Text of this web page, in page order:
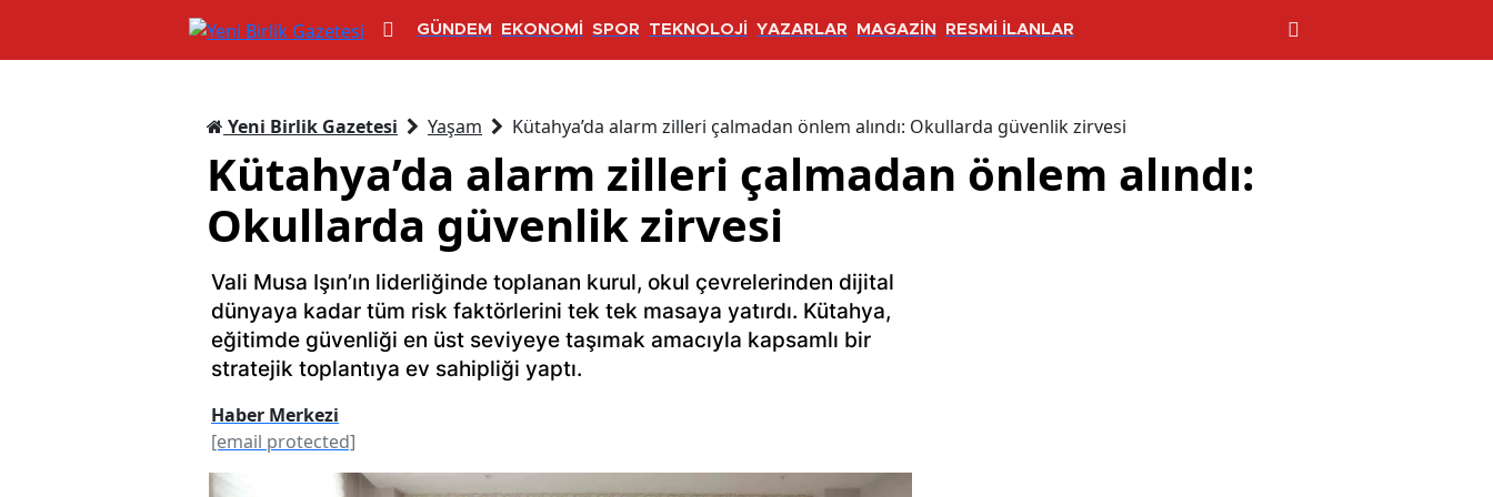
GÜNDEM EKONOMİ SPOR TEKNOLOJİ YAZARLAR MAGAZİN RESMİ İLANLAR
Yeni Birlik Gazetesi Yaşam Kütahya’da alarm zilleri çalmadan önlem alındı: Okullarda güvenlik zirvesi
Kütahya’da alarm zilleri çalmadan önlem alındı:
Okullarda güvenlik zirvesi
Vali Musa Işın’ın liderliğinde toplanan kurul, okul çevrelerinden dijital
dünyaya kadar tüm risk faktörlerini tek tek masaya yatırdı. Kütahya,
eğitimde güvenliği en üst seviyeye taşımak amacıyla kapsamlı bir
stratejik toplantıya ev sahipliği yaptı.
Haber Merkezi
[email protected]